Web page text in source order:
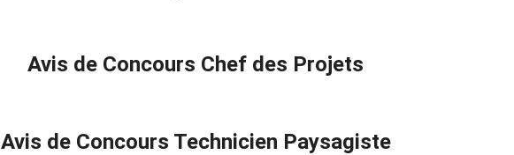
Avis de Concours Chef des Projets
Avis de Concours Technicien Paysagiste